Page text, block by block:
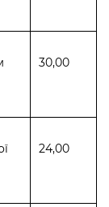
30,00
24,00